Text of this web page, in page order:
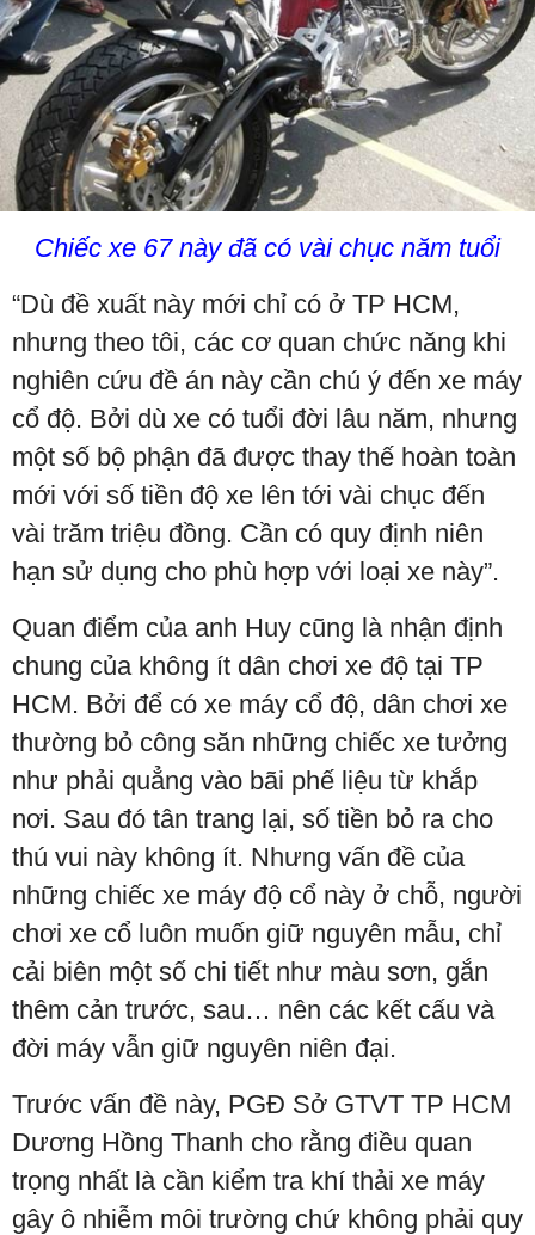
Chiếc xe 67 này đã có vài chục năm tuổi
“Dù đề xuất này mới chỉ có ở TP HCM,
nhưng theo tôi, các cơ quan chức năng khi
nghiên cứu đề án này cần chú ý đến xe máy
cổ độ. Bởi dù xe có tuổi đời lâu năm, nhưng
một số bộ phận đã được thay thế hoàn toàn
mới với số tiền độ xe lên tới vài chục đến
vài trăm triệu đồng. Cần có quy định niên
hạn sử dụng cho phù hợp với loại xe này”.
Quan điểm của anh Huy cũng là nhận định
chung của không ít dân chơi xe độ tại TP
HCM. Bởi để có xe máy cổ độ, dân chơi xe
thường bỏ công săn những chiếc xe tưởng
như phải quẳng vào bãi phế liệu từ khắp
nơi. Sau đó tân trang lại, số tiền bỏ ra cho
thú vui này không ít. Nhưng vấn đề của
những chiếc xe máy độ cổ này ở chỗ, người
chơi xe cổ luôn muốn giữ nguyên mẫu, chỉ
cải biên một số chi tiết như màu sơn, gắn
thêm cản trước, sau… nên các kết cấu và
đời máy vẫn giữ nguyên niên đại.
Trước vấn đề này, PGĐ Sở GTVT TP HCM
Dương Hồng Thanh cho rằng điều quan
trọng nhất là cần kiểm tra khí thải xe máy
gây ô nhiễm môi trường chứ không phải quy